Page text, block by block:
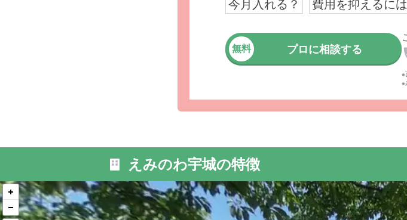
外観: ご入居者様お一人おひとりに寄り添
しています。
今月入れる？ 費用を抑えるに
無料 プロに相談する
※
※
えみのわ宇城の特徴